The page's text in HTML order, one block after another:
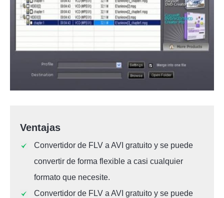
Ventajas
Convertidor de FLV a AVI gratuito y se puede
convertir de forma flexible a casi cualquier
formato que necesite.
Convertidor de FLV a AVI gratuito y se puede